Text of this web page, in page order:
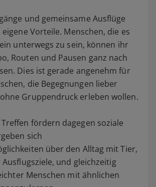
und gemeinsame Ausflüge
Vorteile. Menschen, die es
unterwegs zu sein, können ihr
Routen und Pausen ganz nach
Dies ist gerade angenehm für
die Begegnungen lieber
Gruppendruck erleben wollen.
fördern dagegen soziale
sich
über den Alltag mit Tier,
und gleichzeitig
Menschen mit ähnlichen